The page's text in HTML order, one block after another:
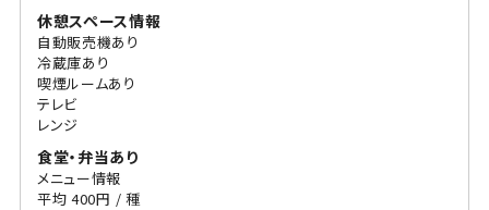
休憩スペース情報
自動販売機あり
冷蔵庫あり
喫煙ルームあり
テレビ
レンジ
食堂・弁当あり
メニュー情報
平均 400円 / 種